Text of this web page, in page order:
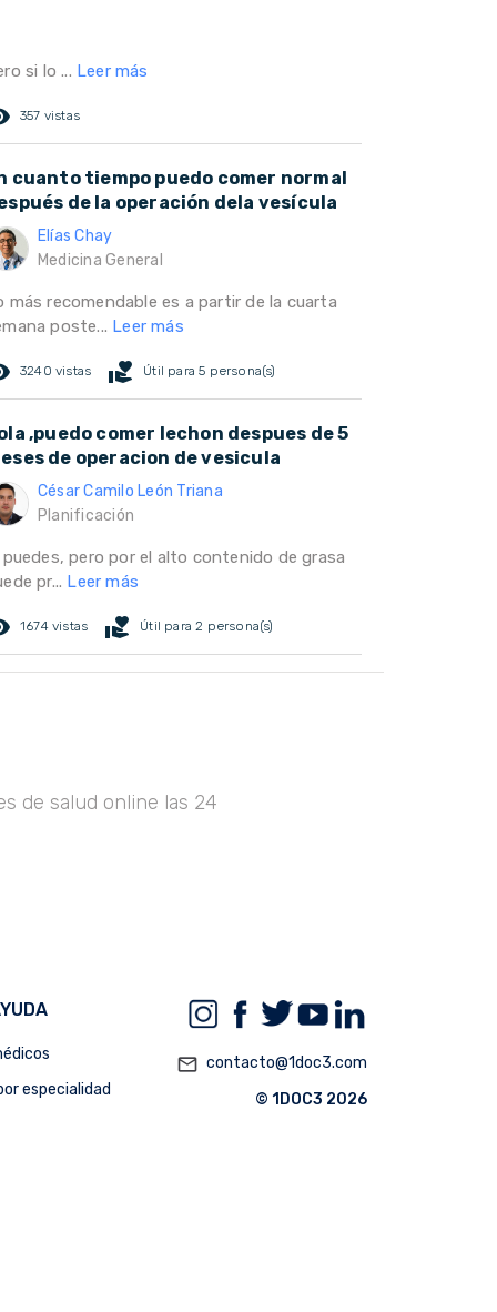
si lo ... Leer más
357 vistas
cuanto tiempo puedo comer normal
de la operación dela vesícula
Elías Chay
Medicina General
más recomendable es a partir de la cuarta
poste... Leer más
3240 vistas volunteer_activism Útil para 5 persona(s)
,puedo comer lechon despues de 5
de operacion de vesicula
César Camilo León Triana
Planificación
puedes, pero por el alto contenido de grasa
pr... Leer más
1674 vistas volunteer_activism Útil para 2 persona(s)
de salud online las 24
especialidad
mail_outline contacto@1doc3.com
© 1DOC3 2026